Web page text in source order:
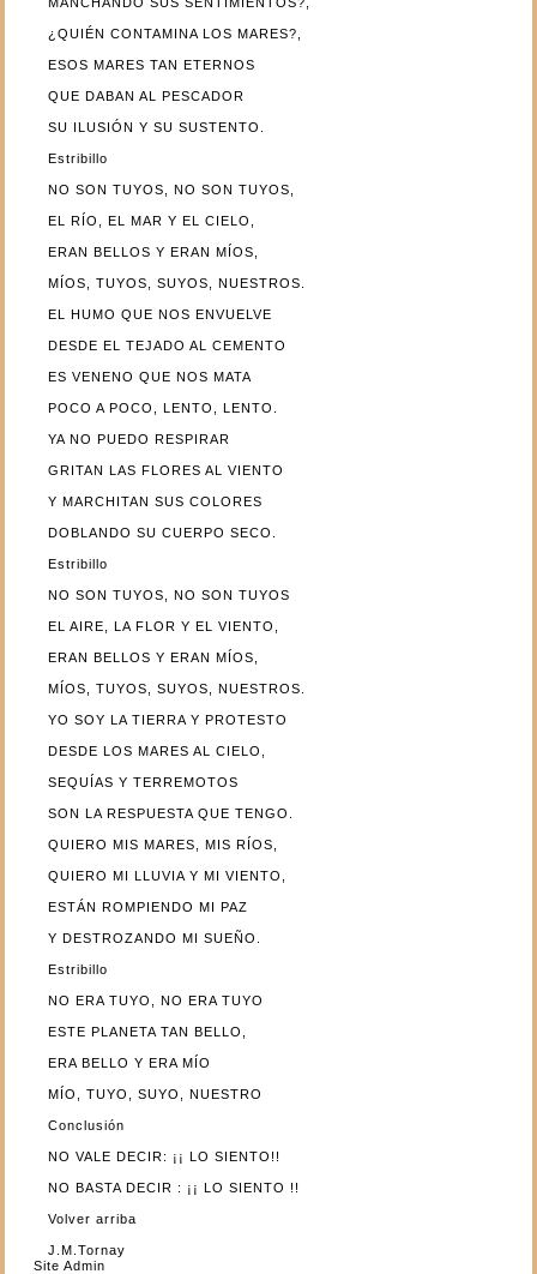
¿QUIÉN CONTAMINA LOS MARES?,
ESOS MARES TAN ETERNOS
QUE DABAN AL PESCADOR
SU ILUSIÓN Y SU SUSTENTO.
Estribillo
NO SON TUYOS, NO SON TUYOS,
EL RÍO, EL MAR Y EL CIELO,
ERAN BELLOS Y ERAN MÍOS,
MÍOS, TUYOS, SUYOS, NUESTROS.
EL HUMO QUE NOS ENVUELVE
DESDE EL TEJADO AL CEMENTO
ES VENENO QUE NOS MATA
POCO A POCO, LENTO, LENTO.
YA NO PUEDO RESPIRAR
GRITAN LAS FLORES AL VIENTO
Y MARCHITAN SUS COLORES
DOBLANDO SU CUERPO SECO.
Estribillo
NO SON TUYOS, NO SON TUYOS
EL AIRE, LA FLOR Y EL VIENTO,
ERAN BELLOS Y ERAN MÍOS,
MÍOS, TUYOS, SUYOS, NUESTROS.
YO SOY LA TIERRA Y PROTESTO
DESDE LOS MARES AL CIELO,
SEQUÍAS Y TERREMOTOS
SON LA RESPUESTA QUE TENGO.
QUIERO MIS MARES, MIS RÍOS,
QUIERO MI LLUVIA Y MI VIENTO,
ESTÁN ROMPIENDO MI PAZ
Y DESTROZANDO MI SUEÑO.
Estribillo
NO ERA TUYO, NO ERA TUYO
ESTE PLANETA TAN BELLO,
ERA BELLO Y ERA MÍO
MÍO, TUYO, SUYO, NUESTRO
Conclusión
NO VALE DECIR: ¡¡ LO SIENTO!!
NO BASTA DECIR : ¡¡ LO SIENTO !!
Volver arriba
J.M.Tornay
Site Admin